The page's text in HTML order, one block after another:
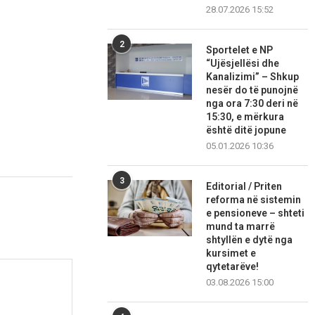
28.07.2026 15:52
2
Sportelet e NP
“Ujësjellësi dhe
Kanalizimi” – Shkup
nesër do të punojnë
nga ora 7:30 deri në
15:30, e mërkura
është ditë jopune
05.01.2026 10:36
3
Editorial / Priten
reforma në sistemin
e pensioneve – shteti
mund ta marrë
shtyllën e dytë nga
kursimet e
qytetarëve!
03.08.2026 15:00